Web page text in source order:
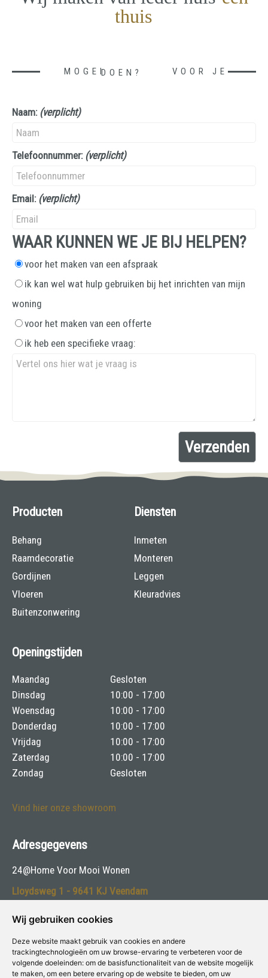
Wij gebruiken cookies
Deze website maakt gebruik van cookies en andere
trackingtechnologieën om uw browse-ervaring te verbeteren voor de
volgende doeleinden: om de basisfunctionaliteit van de website mogelijk
te maken, om een betere ervaring op de website te bieden, om uw
thuis
MOGEN WE IETS VOOR JE DOEN?
Naam: (verplicht)
Telefoonnummer: (verplicht)
Email: (verplicht)
WAAR KUNNEN WE JE BIJ HELPEN?
voor het maken van een afspraak
ik kan wel wat hulp gebruiken bij het inrichten van mijn
woning
voor het maken van een offerte
ik heb een specifieke vraag:
Producten
Behang
Raamdecoratie
Gordijnen
Vloeren
Buitenzonwering
Diensten
Inmeten
Monteren
Leggen
Kleuradvies
Openingstijden
Maandag
Gesloten
Dinsdag
10:00 - 17:00
Woensdag
10:00 - 17:00
Donderdag
10:00 - 17:00
Vrijdag
10:00 - 17:00
Zaterdag
10:00 - 17:00
Zondag
Gesloten
Vind hier onze showroom
Adresgegevens
24@Home Voor Mooi Wonen
Lloydsweg 1 - 9641 KJ Veendam
Volg ons: